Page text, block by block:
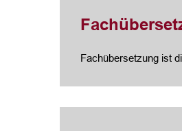
Fachübersetzung ist